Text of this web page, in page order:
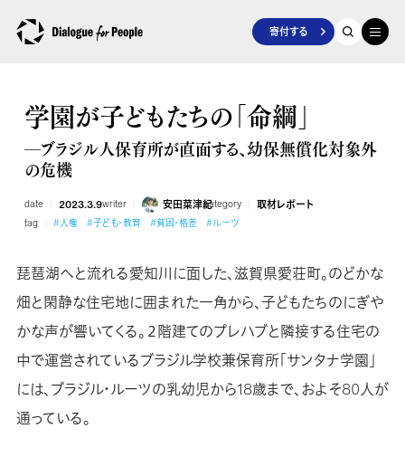
寄付する
学園が子どもたちの「命綱」
―ブラジル人保育所が直面する、幼保無償化対象外
の危機
date 2023.3.9writer 安田菜津紀category 取材レポート
tag #人権 #子ども・教育 #貧困・格差 #ルーツ
琵琶湖へと流れる愛知川に面した、滋賀県愛荘町。のどかな
畑と閑静な住宅地に囲まれた一角から、子どもたちのにぎや
かな声が響いてくる。２階建てのプレハブと隣接する住宅の
中で運営されているブラジル学校兼保育所「サンタナ学園」
には、ブラジル・ルーツの乳幼児から18歳まで、およそ80人が
通っている。